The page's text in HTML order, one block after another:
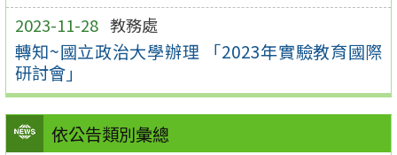
2023-11-28 教務處
轉知~國立政治大學辦理 「2023年實驗教育國際
研討會」
依公告類別彙總